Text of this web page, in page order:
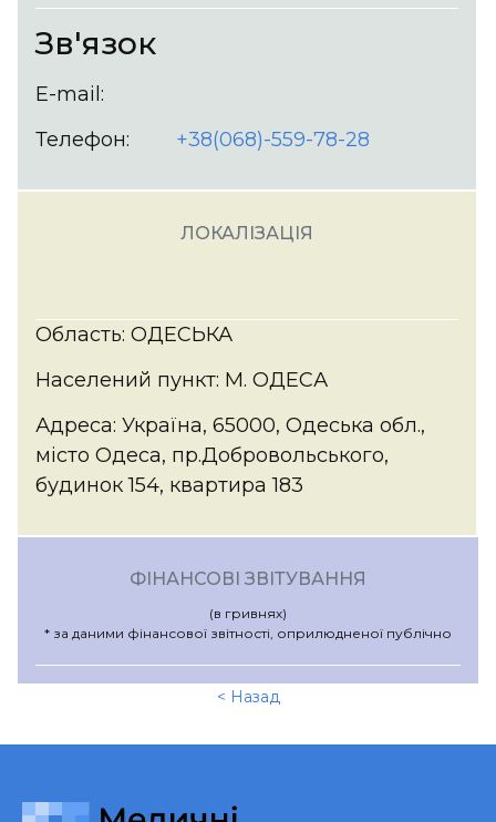
Зв'язок
E-mail:
Телефон:
+38(068)-559-78-28
ЛОКАЛІЗАЦІЯ
Область: ОДЕСЬКА
Населений пункт: М. ОДЕСА
Адреса: Україна, 65000, Одеська обл.,
місто Одеса, пр.Добровольського,
будинок 154, квартира 183
ФІНАНСОВІ ЗВІТУВАННЯ
(в гривнях)
* за даними фінансової звітності, оприлюдненої публічно
< Назад